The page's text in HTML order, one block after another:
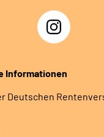
Instagram
DRV
Nachwuchskräfte
Informationen
Deutschen